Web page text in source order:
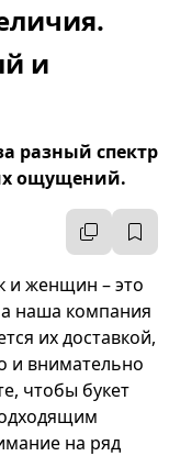
и
разный спектр
ощущений.
и женщин – это
наша компания
их доставкой,
и внимательно
чтобы букет
на ряд